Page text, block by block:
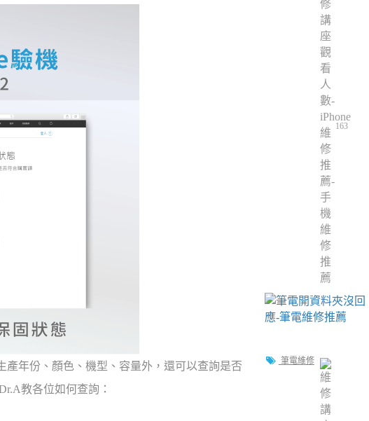
產年份、顏色、機型、容量外，還可以查詢是否
教各位如何查詢：
163
筆電維修